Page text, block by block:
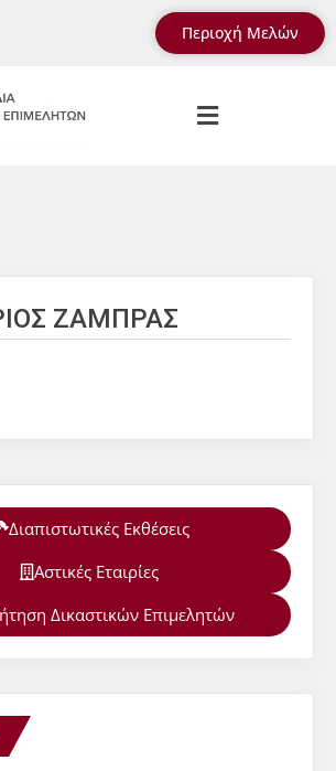
Περιοχή Μελών
ΖΑΜΠΡΑΣ
Διαπιστωτικές Εκθέσεις
Αστικές Εταιρίες
Δικαστικών Επιμελητών